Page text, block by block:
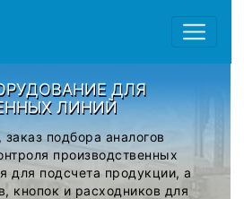
ДЛЯ
ЛИНИЙ
подбора аналогов
производственных
для подсчета продукции, а
кнопок и расходников для